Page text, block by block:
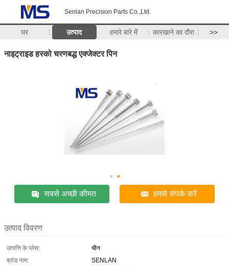
Senlan Precision Parts Co.,Ltd.
घर उत्पाद हमारे बारे में कारखाने का दौरा >>
नाइट्राइड हस्को चरणबद्ध एक्जेक्टर पिन
सबसे अच्छी कीमत हमसे संपर्क करें
उत्पाद विवरण
उत्पत्ति के प्लेस:
चीन
ब्रांड नाम:
SENLAN